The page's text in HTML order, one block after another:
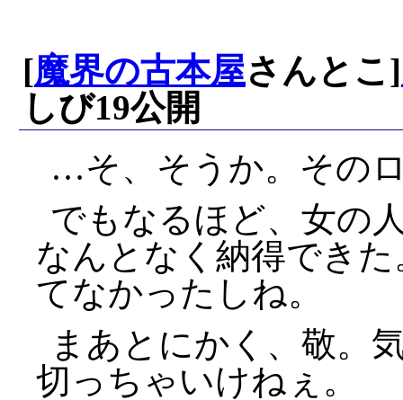
[魔界の古本屋さんとこ]
しび19公開
…そ、そうか。その
でもなるほど、女の
なんとなく納得でき
てなかったしね。
まあとにかく、敬。
切っちゃいけねぇ。